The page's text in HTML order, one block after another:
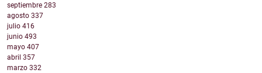
septiembre 283
agosto 337
julio 416
junio 493
mayo 407
abril 357
marzo 332